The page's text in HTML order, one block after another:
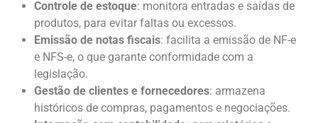
Controle de estoque: monitora entradas e saídas de
produtos, para evitar faltas ou excessos.
Emissão de notas fiscais: facilita a emissão de NF-e
e NFS-e, o que garante conformidade com a
legislação.
Gestão de clientes e fornecedores: armazena
históricos de compras, pagamentos e negociações.